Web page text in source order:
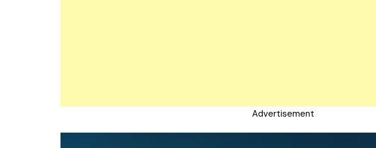
Advertisement